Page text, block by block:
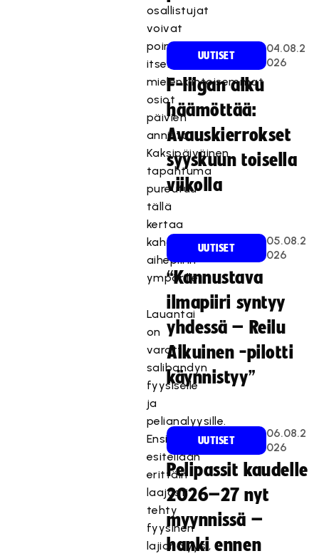
osallistujat
voivat
poimia
itselleen
mielenkiintoisemmat
osiot
päivien
annista.
Kaksipäiväinen
tapahtuma
pureutuu
tällä
kertaa
kahden
aihepiirin
ympärille.
Lauantai
on
varattu
salibandyn
fyysiselle
ja
pelianalyysille.
Ensin
esitellään
erittäin
laajasti
tehty
fyysinen
lajianalyysi,
UUTISET
04.08.2
026
F-liigan alku
häämöttää:
Avauskierrokset
syyskuun toisella
viikolla
UUTISET
05.08.2
026
“Kannustava
ilmapiiri syntyy
yhdessä – Reilu
Aikuinen -pilotti
käynnistyy”
UUTISET
06.08.2
026
Pelipassit kaudelle
2026–27 nyt
myynnissä –
hanki ennen